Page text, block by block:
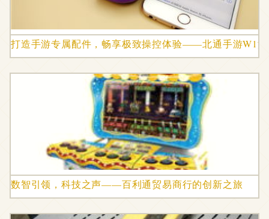
打造手游专属配件，畅享极致操控体验——北通手游W1
数智引领，科技之声——百利通贸易商行的创新之旅